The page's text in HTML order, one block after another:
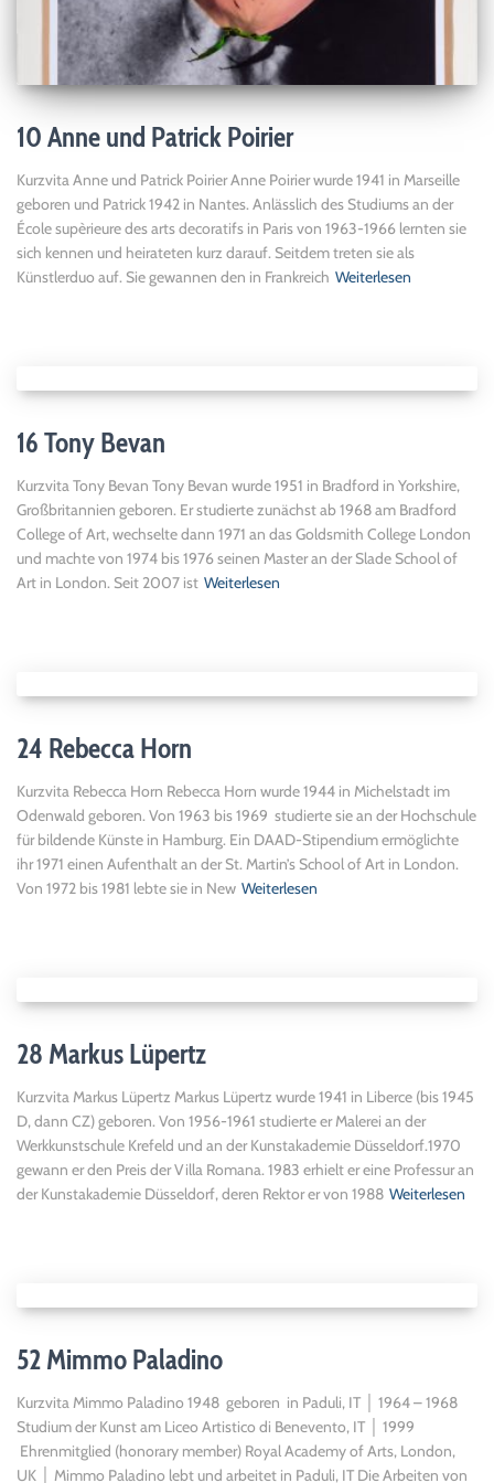
10 Anne und Patrick Poirier
Kurzvita Anne und Patrick Poirier Anne Poirier wurde 1941 in Marseille
geboren und Patrick 1942 in Nantes. Anlässlich des Studiums an der
École supèrieure des arts decoratifs in Paris von 1963-1966 lernten sie
sich kennen und heirateten kurz darauf. Seitdem treten sie als
Künstlerduo auf. Sie gewannen den in Frankreich Weiterlesen
16 Tony Bevan
Kurzvita Tony Bevan Tony Bevan wurde 1951 in Bradford in Yorkshire,
Großbritannien geboren. Er studierte zunächst ab 1968 am Bradford
College of Art, wechselte dann 1971 an das Goldsmith College London
und machte von 1974 bis 1976 seinen Master an der Slade School of
Art in London. Seit 2007 ist Weiterlesen
24 Rebecca Horn
Kurzvita Rebecca Horn Rebecca Horn wurde 1944 in Michelstadt im
Odenwald geboren. Von 1963 bis 1969 studierte sie an der Hochschule
für bildende Künste in Hamburg. Ein DAAD-Stipendium ermöglichte
ihr 1971 einen Aufenthalt an der St. Martin’s School of Art in London.
Von 1972 bis 1981 lebte sie in New Weiterlesen
28 Markus Lüpertz
Kurzvita Markus Lüpertz Markus Lüpertz wurde 1941 in Liberce (bis 1945
D, dann CZ) geboren. Von 1956-1961 studierte er Malerei an der
Werkkunstschule Krefeld und an der Kunstakademie Düsseldorf.1970
gewann er den Preis der Villa Romana. 1983 erhielt er eine Professur an
der Kunstakademie Düsseldorf, deren Rektor er von 1988 Weiterlesen
52 Mimmo Paladino
Kurzvita Mimmo Paladino 1948 geboren in Paduli, IT │ 1964 – 1968
Studium der Kunst am Liceo Artistico di Benevento, IT │ 1999
Ehrenmitglied (honorary member) Royal Academy of Arts, London,
UK │ Mimmo Paladino lebt und arbeitet in Paduli, IT Die Arbeiten von